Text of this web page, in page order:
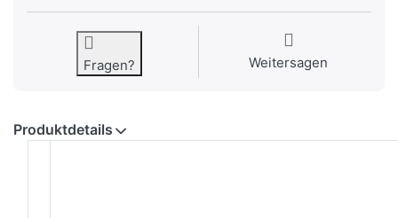
Fragen? Weitersagen
Produktdetails